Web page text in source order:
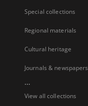
Special collections
Regional materials
Cultural heritage
Journals & newspapers
...
View all collections